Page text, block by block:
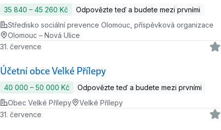
35 840 ‍–‍ 45 260 Kč
Odpovězte teď a budete mezi prvními
Středisko sociální prevence Olomouc, příspěvková organizace
Olomouc – Nová Ulice
Účetní obce Velké Přílepy
31. července
40 000 ‍–‍ 50 000 Kč
Odpovězte teď a budete mezi prvními
Obec Velké Přílepy
Velké Přílepy
31. července